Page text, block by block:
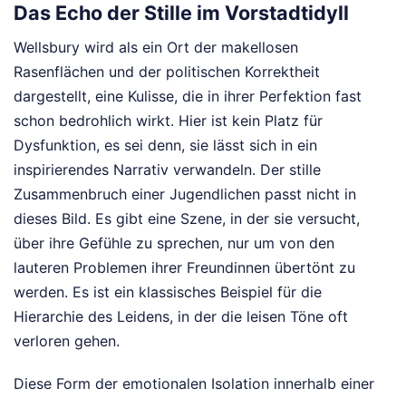
Das Echo der Stille im Vorstadtidyll
Wellsbury wird als ein Ort der makellosen
Rasenflächen und der politischen Korrektheit
dargestellt, eine Kulisse, die in ihrer Perfektion fast
schon bedrohlich wirkt. Hier ist kein Platz für
Dysfunktion, es sei denn, sie lässt sich in ein
inspirierendes Narrativ verwandeln. Der stille
Zusammenbruch einer Jugendlichen passt nicht in
dieses Bild. Es gibt eine Szene, in der sie versucht,
über ihre Gefühle zu sprechen, nur um von den
lauteren Problemen ihrer Freundinnen übertönt zu
werden. Es ist ein klassisches Beispiel für die
Hierarchie des Leidens, in der die leisen Töne oft
verloren gehen.
Diese Form der emotionalen Isolation innerhalb einer